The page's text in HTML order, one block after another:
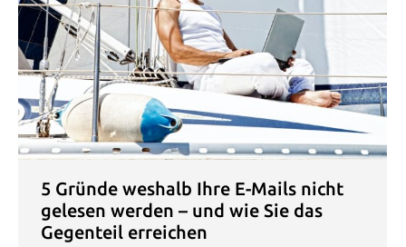
5 Gründe weshalb Ihre E-Mails nicht
gelesen werden – und wie Sie das
Gegenteil erreichen